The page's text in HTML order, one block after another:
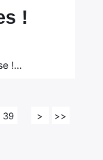
!
!…
39 > >>